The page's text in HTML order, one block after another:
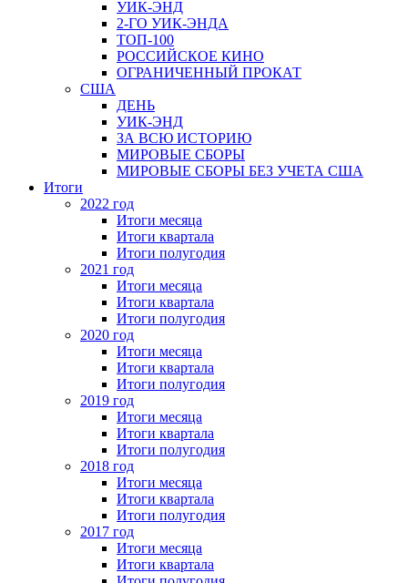
УИК-ЭНД
2-ГО УИК-ЭНДА
ТОП-100
РОССИЙСКОЕ КИНО
ОГРАНИЧЕННЫЙ ПРОКАТ
США
ДЕНЬ
УИК-ЭНД
ЗА ВСЮ ИСТОРИЮ
МИРОВЫЕ СБОРЫ
МИРОВЫЕ СБОРЫ БЕЗ УЧЕТА США
Итоги
2022 год
Итоги месяца
Итоги квартала
Итоги полугодия
2021 год
Итоги месяца
Итоги квартала
Итоги полугодия
2020 год
Итоги месяца
Итоги квартала
Итоги полугодия
2019 год
Итоги месяца
Итоги квартала
Итоги полугодия
2018 год
Итоги месяца
Итоги квартала
Итоги полугодия
2017 год
Итоги месяца
Итоги квартала